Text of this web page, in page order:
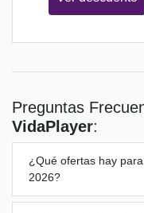
Preguntas
VidaPlayer:
¿Qué ofertas hay para
2026?